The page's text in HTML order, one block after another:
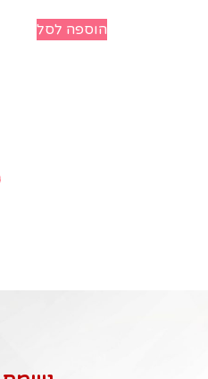
הוספה לסל